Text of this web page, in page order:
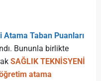
Taban Puanları
Bununla birlikte
SAĞLIK TEKNİSYENİ
atama